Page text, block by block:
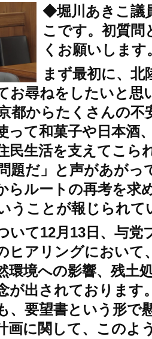
◆堀川あきこ議
こです。初質
くお願いします
まず最初に、北
お尋ねをしたいと思
都からたくさんの
って和菓子や日本酒
民生活を支えてこら
題だ」と声があがっ
らルートの再考を求
うことが報じられて
いて12月13日、与
ヒアリングにおいて
環境への影響、残土
が出されております
、要望書という形で
画に関して、このよ